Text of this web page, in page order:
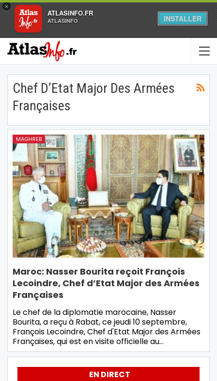
×
ATLASINFO.FR
ATLASINFO INSTALLER
Chef D’Etat Major Des Armées
Françaises
MAGHREB
Maroc: Nasser Bourita reçoit François
Lecoindre, Chef d’Etat Major des Armées
Françaises
Le chef de la diplomatie marocaine, Nasser
Bourita, a reçu à Rabat, ce jeudi 10 septembre,
François Lecoindre, Chef d'Etat Major des Armées
Françaises, qui est en visite officielle au…
EN DIRECT